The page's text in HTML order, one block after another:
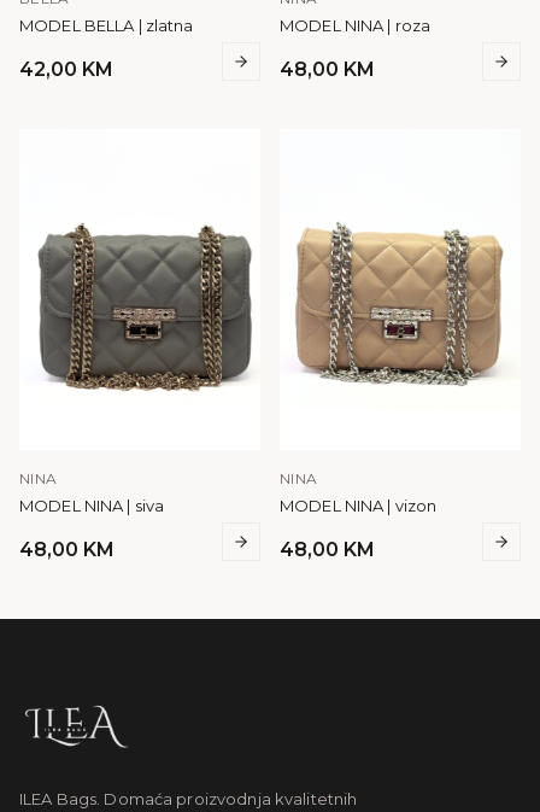
MODEL BELLA | zlatna
42,00 KM
MODEL NINA | roza
48,00 KM
NINA
MODEL NINA | siva
48,00 KM
NINA
MODEL NINA | vizon
48,00 KM
ILEA Bags. Domaća proizvodnja kvalitetnih